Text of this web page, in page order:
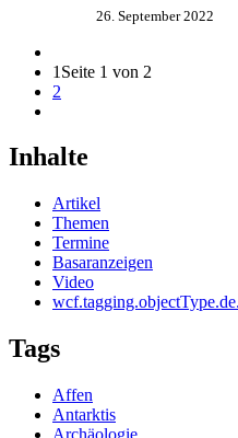
26. September 2022
1 Seite 1 von 2
2
Inhalte
Artikel
Themen
Termine
Basaranzeigen
Video
Tags
Affen
Antarktis